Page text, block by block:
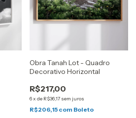
Obra Tanah Lot - Quadro
Decorativo Horizontal
R$217,00
6x de R$36,17 sem juros
R$206,15 com Boleto